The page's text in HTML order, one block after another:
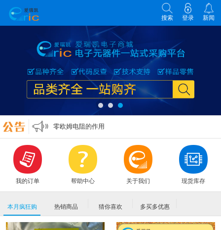
新闻
登录
搜索
各类电子元器件选型原则
零欧姆电阻的作用
万能表实用口诀
MLCC各大原厂命名规则编码规格大全
各类电子元器件选型原则
零欧姆电阻的作用
我的订单 帮助中心 关于我们 现货库存
本月疯狂购 热销商品 猜你喜欢 多买多优惠